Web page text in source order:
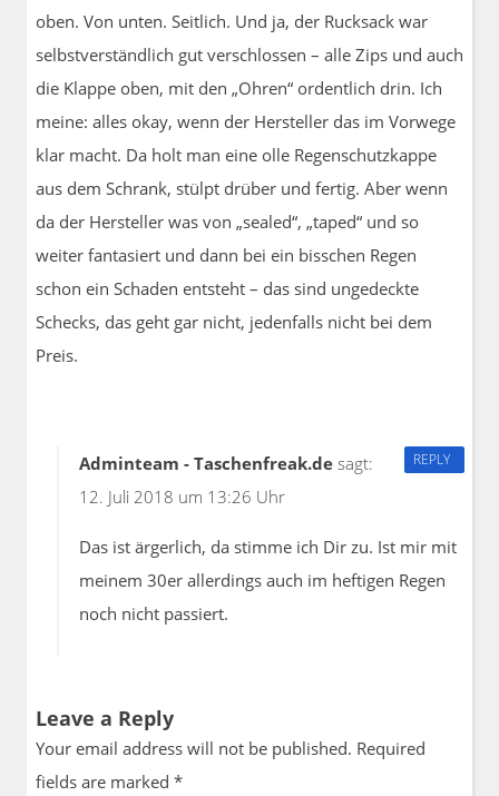
oben. Von unten. Seitlich. Und ja, der Rucksack war
selbstverständlich gut verschlossen – alle Zips und auch
die Klappe oben, mit den „Ohren“ ordentlich drin. Ich
meine: alles okay, wenn der Hersteller das im Vorwege
klar macht. Da holt man eine olle Regenschutzkappe
aus dem Schrank, stülpt drüber und fertig. Aber wenn
da der Hersteller was von „sealed“, „taped“ und so
weiter fantasiert und dann bei ein bisschen Regen
schon ein Schaden entsteht – das sind ungedeckte
Schecks, das geht gar nicht, jedenfalls nicht bei dem
Preis.
Adminteam - Taschenfreak.de sagt:
12. Juli 2018 um 13:26 Uhr
Das ist ärgerlich, da stimme ich Dir zu. Ist mir mit
meinem 30er allerdings auch im heftigen Regen
noch nicht passiert.
REPLY
Leave a Reply
Your email address will not be published. Required
fields are marked *